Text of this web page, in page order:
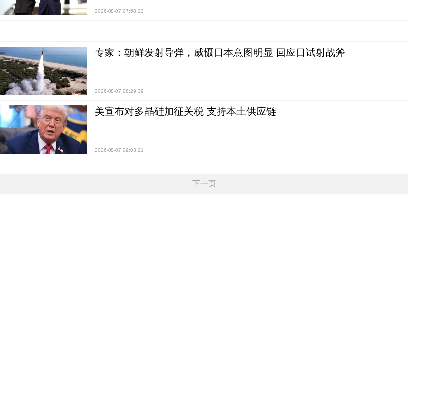
2026-08-07 07:50:22
专家：朝鲜发射导弹，威慑日本意图明显 回应日试射战斧
2026-08-07 08:29:39
美宣布对多晶硅加征关税 支持本土供应链
2026-08-07 09:03:21
下一页